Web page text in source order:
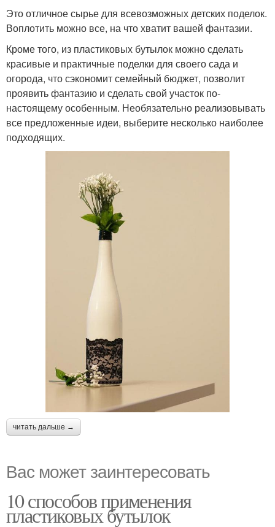
Это отличное сырье для всевозможных детских поделок.
Воплотить можно все, на что хватит вашей фантазии.
Кроме того, из пластиковых бутылок можно сделать
красивые и практичные поделки для своего сада и
огорода, что сэкономит семейный бюджет, позволит
проявить фантазию и сделать свой участок по-
настоящему особенным. Необязательно реализовывать
все предложенные идеи, выберите несколько наиболее
подходящих.
читать дальше →
Вас может заинтересовать
10 способов применения
пластиковых бутылок